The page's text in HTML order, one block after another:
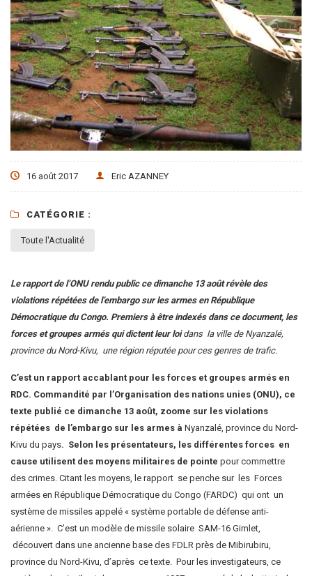
16 août 2017 Eric AZANNEY
CATÉGORIE :
Toute l'Actualité
Le rapport de l’ONU rendu public ce dimanche 13 août révèle des
violations répétées de l’embargo sur les armes en République
Démocratique du Congo. Premiers à être indexés dans ce document, les
forces et groupes armés qui dictent leur loidans la ville de Nyanzalé,
province du Nord-Kivu, une région réputée pour ces genres de trafic.
C’est un rapport accablant pour les forces et groupes armés en
RDC. Commandité par l’Organisation des nations unies (ONU), ce
texte publié ce dimanche 13 août, zoome sur les violations
répétées de l’embargo sur les armes à Nyanzalé, province du Nord-
Kivu du pays. Selon les présentateurs, les différentes forces en
cause utilisent des moyens militaires de pointe pour commettre
des crimes. Citant les moyens, le rapport se penche sur les Forces
armées en République Démocratique du Congo (FARDC) qui ont un
système de missiles appelé « système portable de défense anti-
aérienne ». C’est un modèle de missile solaire SAM-16 Gimlet,
découvert dans une ancienne base des FDLR près de Mibirubiru,
province du Nord-Kivu, d’après ce texte. Pour les investigateurs, ce